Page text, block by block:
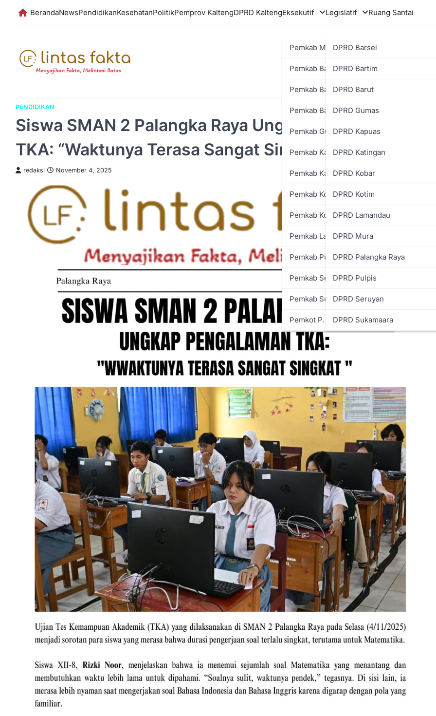
BerandaNewsPendidikanKesehatanPolitikPemprov KaltengDPRD KaltengEksekutif
Pemkab Murung Raya
Pemkab Barsel
Pemkab Bartim
Pemkab Barut
Pemkab Gumas
Pemkab Kapuas
Pemkab Katingan
Pemkab Kobar
Pemkab Kotim
Pemkab Lamandau
Pemkab Pulpis
Pemkab Seruyan
Pemkab Sukamara
Pemkot P. Raya
Legislatif
DPRD Barsel
DPRD Bartim
DPRD Barut
DPRD Gumas
DPRD Kapuas
DPRD Katingan
DPRD Kobar
DPRD Kotim
DPRD Lamandau
DPRD Mura
DPRD Palangka Raya
DPRD Pulpis
DPRD Seruyan
DPRD Sukamaara
Ruang Santai
PENDIDIKAN
Siswa SMAN 2 Palangka Raya Ungkap Pengalaman
TKA: “Waktunya Terasa Sangat Singkat”
redaksi November 4, 2025